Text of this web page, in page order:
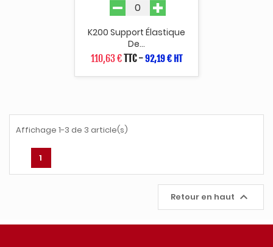
K200 Support Élastique
De...
110,63 €TTC-92,19 € HT
Affichage 1-3 de 3 article(s)
1
Retour en haut 